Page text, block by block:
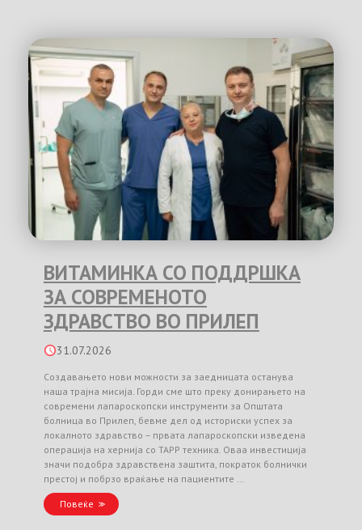
ВИТАМИНКА СО ПОДДРШКА
ЗА СОВРЕМЕНОТО
ЗДРАВСТВО ВО ПРИЛЕП
31.07.2026
Создавањето нови можности за заедницата останува
наша трајна мисија. Горди сме што преку донирањето на
современи лапароскопски инструменти за Општата
болница во Прилеп, бевме дел од историски успех за
локалното здравство – првата лапароскопски изведена
операција на хернија со TAPP техника. Оваа инвестиција
значи подобра здравствена заштита, пократок болнички
престој и побрзо враќање на пациентите …
Повеќе